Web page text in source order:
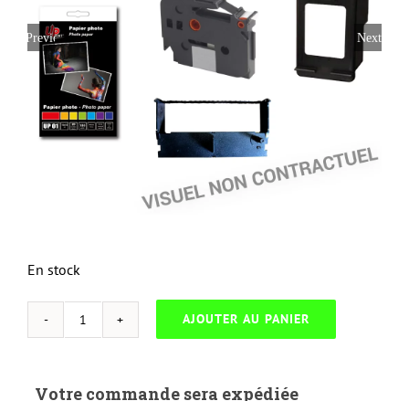
Previous Next
En stock
quantité
AJOUTER AU PANIER
Votre commande sera expédiée